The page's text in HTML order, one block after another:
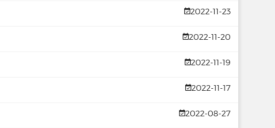
2022-11-23
2022-11-20
2022-11-19
2022-11-17
2022-08-27